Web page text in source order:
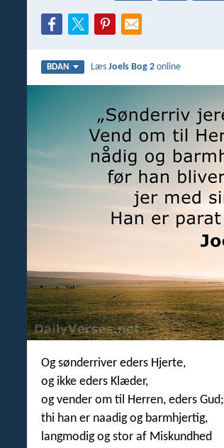
BDAN LæsJoels Bog 2 online
Og sønderriver eders Hjerte,
og ikke eders Klæder,
og vender om til Herren, eders Gud;
thi han er naadig og barmhjertig,
langmodig og stor af Miskundhed